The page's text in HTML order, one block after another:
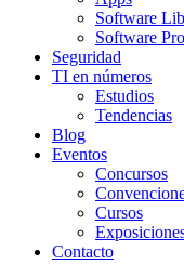
Software
Software
Seguridad
TI en números
Estudios
Tendencias
Blog
Eventos
Concursos
Cursos
Contacto